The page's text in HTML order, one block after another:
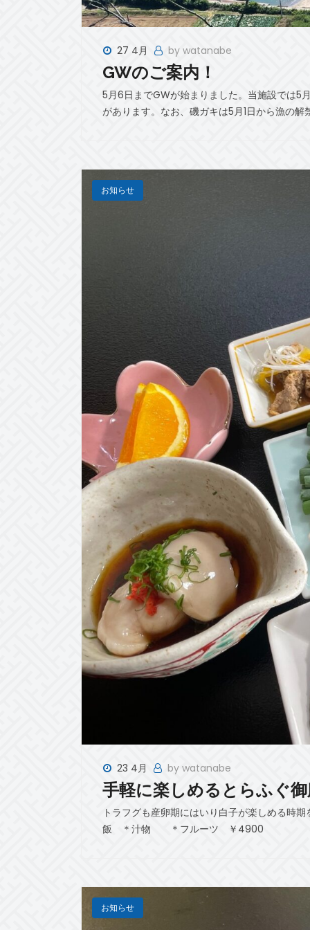
27 4月 by watanabe
GWのご案内！
5月6日までGWが始まりました。当施設では5
があります。なお、磯ガキは5月1日から漁の
お知らせ
23 4月 by watanabe
手軽に楽しめるとらふぐ
トラフグも産卵期にはいり白子が楽しめる
飯 ＊汁物 ＊フルーツ ￥4900
お知らせ